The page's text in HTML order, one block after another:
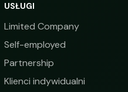
USŁUGI
Limited Company
Self-employed
Partnership
Klienci indywidualni